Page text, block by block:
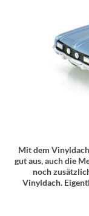
Mit dem
gut aus, auch die
noch
Vinyldach.